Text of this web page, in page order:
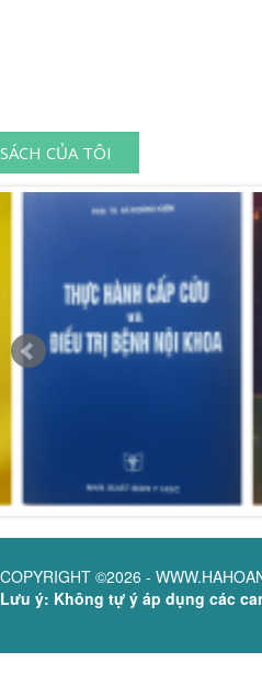
SÁCH CỦA TÔI
COPYRIGHT ©2026 -
Lưu ý: Không tự ý áp dụng các